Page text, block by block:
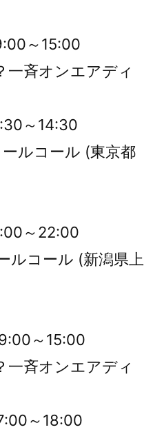
～15:00
一斉オンエアディ
～14:30
ルコール (東京都
～22:00
ルコール (新潟県上
～15:00
一斉オンエアディ
～18:00